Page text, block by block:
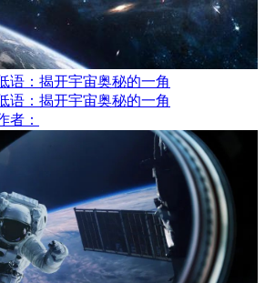
语：揭开宇宙奥秘的一角
语：揭开宇宙奥秘的一角
者：